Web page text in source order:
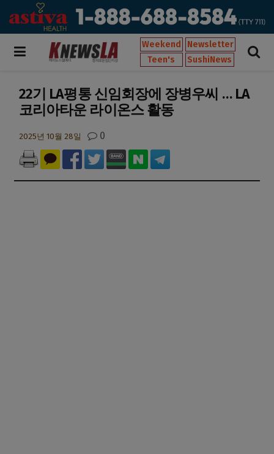
Weekend
Newsletter
Teen's
SushiNews
22기 LA평통 신임회장에 장병우씨 … LA
코리아타운 라이온스 활동
2025년 10월 28일 0